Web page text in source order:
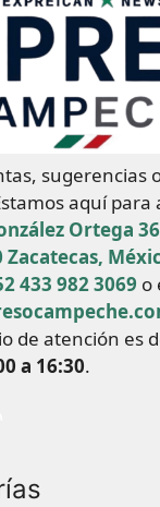
sugerencias
aquí para
Ortega
Zacatecas,
433 982 3069 o
de atención es
a 16:30.